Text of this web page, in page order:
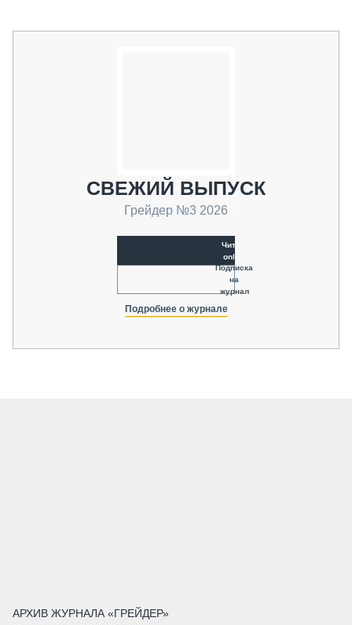
СВЕЖИЙ ВЫПУСК
Грейдер №3 2026
Читать
online
Подписка
на
журнал
Подробнее о журнале
АРХИВ ЖУРНАЛА «ГРЕЙДЕР»